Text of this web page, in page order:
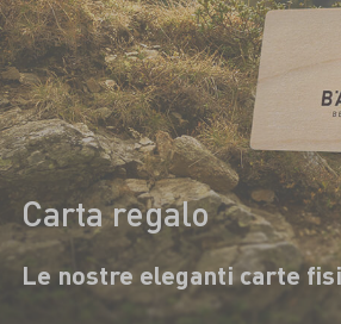
Carta regalo
Le nostre eleganti carte